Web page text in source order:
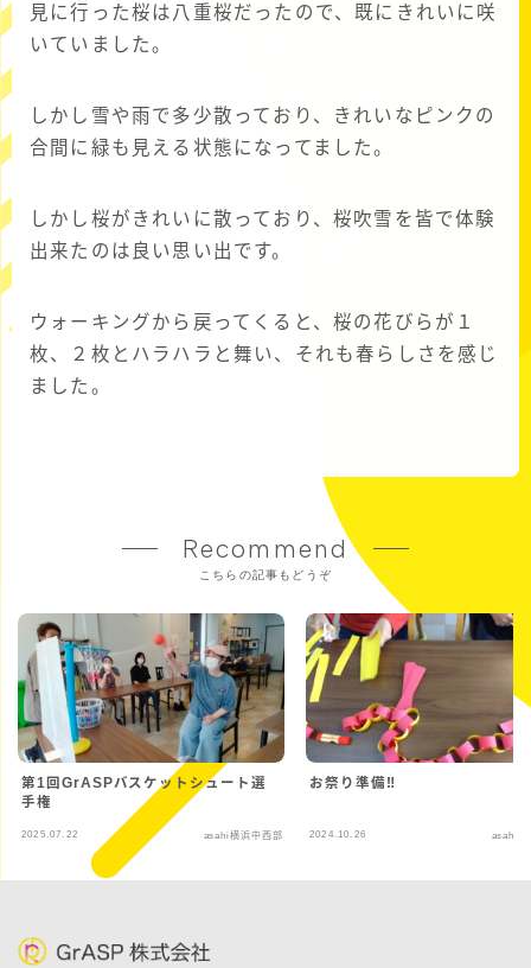
見に行った桜は八重桜だったので、既にきれいに咲
いていました。
しかし雪や雨で多少散っており、きれいなピンクの
合間に緑も見える状態になってました。
しかし桜がきれいに散っており、桜吹雪を皆で体験
出来たのは良い思い出です。
ウォーキングから戻ってくると、桜の花びらが１
枚、２枚とハラハラと舞い、それも春らしさを感じ
ました。
Recommend
こちらの記事もどうぞ
第1回GrASPバスケットシュート選
手権
2025.07.22 asahi横浜中西部
お祭り準備‼
2024.10.26 asahi横